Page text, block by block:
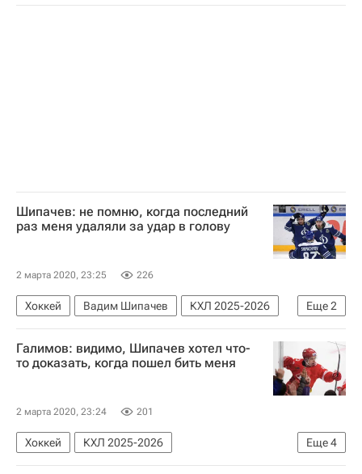
Министерство здравоохранения Белоруссии
Шипачев: не помню, когда последний
раз меня удаляли за удар в голову
2 марта 2020, 23:25 226
Еще2
Хоккей Вадим Шипачев
КХЛ 2025-2026
ХК Спартак (Москва)
ХК Динамо (Москва)
Галимов: видимо, Шипачев хотел что-
то доказать, когда пошел бить меня
2 марта 2020, 23:24 201
Еще4
Хоккей
КХЛ 2025-2026
ХК Спартак (Москва)
ХК Динамо (Москва)